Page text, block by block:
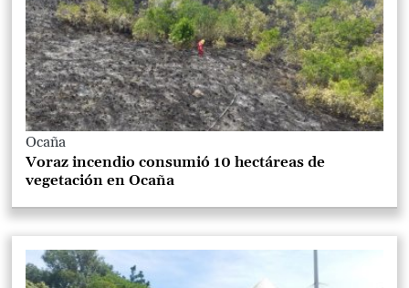
Ocaña
Voraz incendio consumió 10 hectáreas de
vegetación en Ocaña